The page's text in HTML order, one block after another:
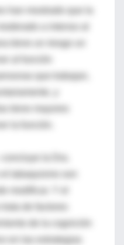
han mostrado que la
a intenso al
tiene un riesgo un
que trabajan,
tiene mayores
tabaquismo son
modificar. Y el
de la cognición
en las estrategias